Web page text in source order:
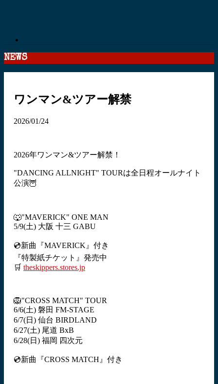
NEWS
ワンマン&ツアー解禁
2026/01/24
2026年ワンマン&ツアー解禁！
"DANCING ALLNIGHT" TOURは全日程オールナイト
公演🦉
🐺"MAVERICK" ONE MAN
5/9(土) 大阪 十三 GABU
💿新曲『MAVERICK』付き
『特製紙チケット』発売中
🛒 theskippers.stores.jp
🦁"CROSS MATCH" TOUR
6/6(土) 磐田 FM-STAGE
6/7(日) 仙台 BIRDLAND
6/27(土) 尾道 BxB
6/28(日) 福岡 四次元
💿新曲『CROSS MATCH』付き